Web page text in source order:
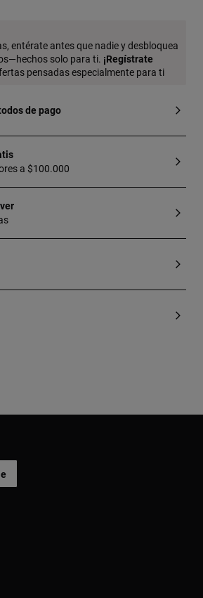
entérate antes que nadie y desbloquea
solo para ti. ¡Regístrate
pensadas especialmente para ti
de pago
a $100.000